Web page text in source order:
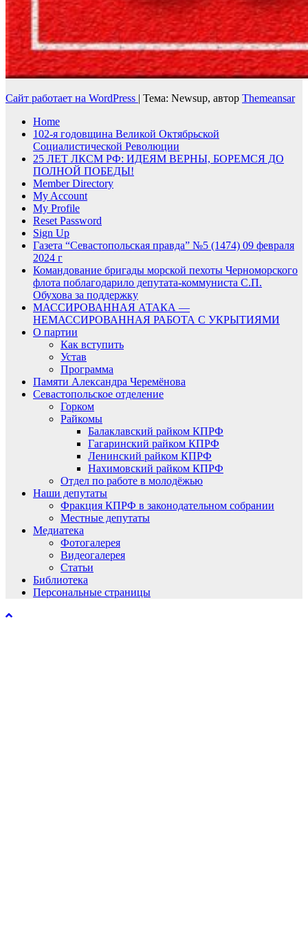
Сайт работает на WordPress | Тема: Newsup, автор Themeansar
Home
102-я годовщина Великой Октябрьской
Социалистической Революции
25 ЛЕТ ЛКСМ РФ: ИДЕЯМ ВЕРНЫ, БОРЕМСЯ ДО
ПОЛНОЙ ПОБЕДЫ!
Member Directory
My Account
My Profile
Reset Password
Sign Up
Газета “Севастопольская правда” №5 (1474) 09 февраля
2024 г
Командование бригады морской пехоты Черноморского
флота поблагодарило депутата-коммуниста С.П.
Обухова за поддержку
МАССИРОВАННАЯ АТАКА —
НЕМАССИРОВАННАЯ РАБОТА С УКРЫТИЯМИ
О партии
Как вступить
Устав
Программа
Памяти Александра Черемёнова
Севастопольское отделение
Горком
Райкомы
Балаклавский райком КПРФ
Гагаринский райком КПРФ
Ленинский райком КПРФ
Нахимовский райком КПРФ
Отдел по работе в молодёжью
Наши депутаты
Фракция КПРФ в законодательном собрании
Местные депутаты
Медиатека
Фотогалерея
Видеогалерея
Статьи
Библиотека
Персональные страницы